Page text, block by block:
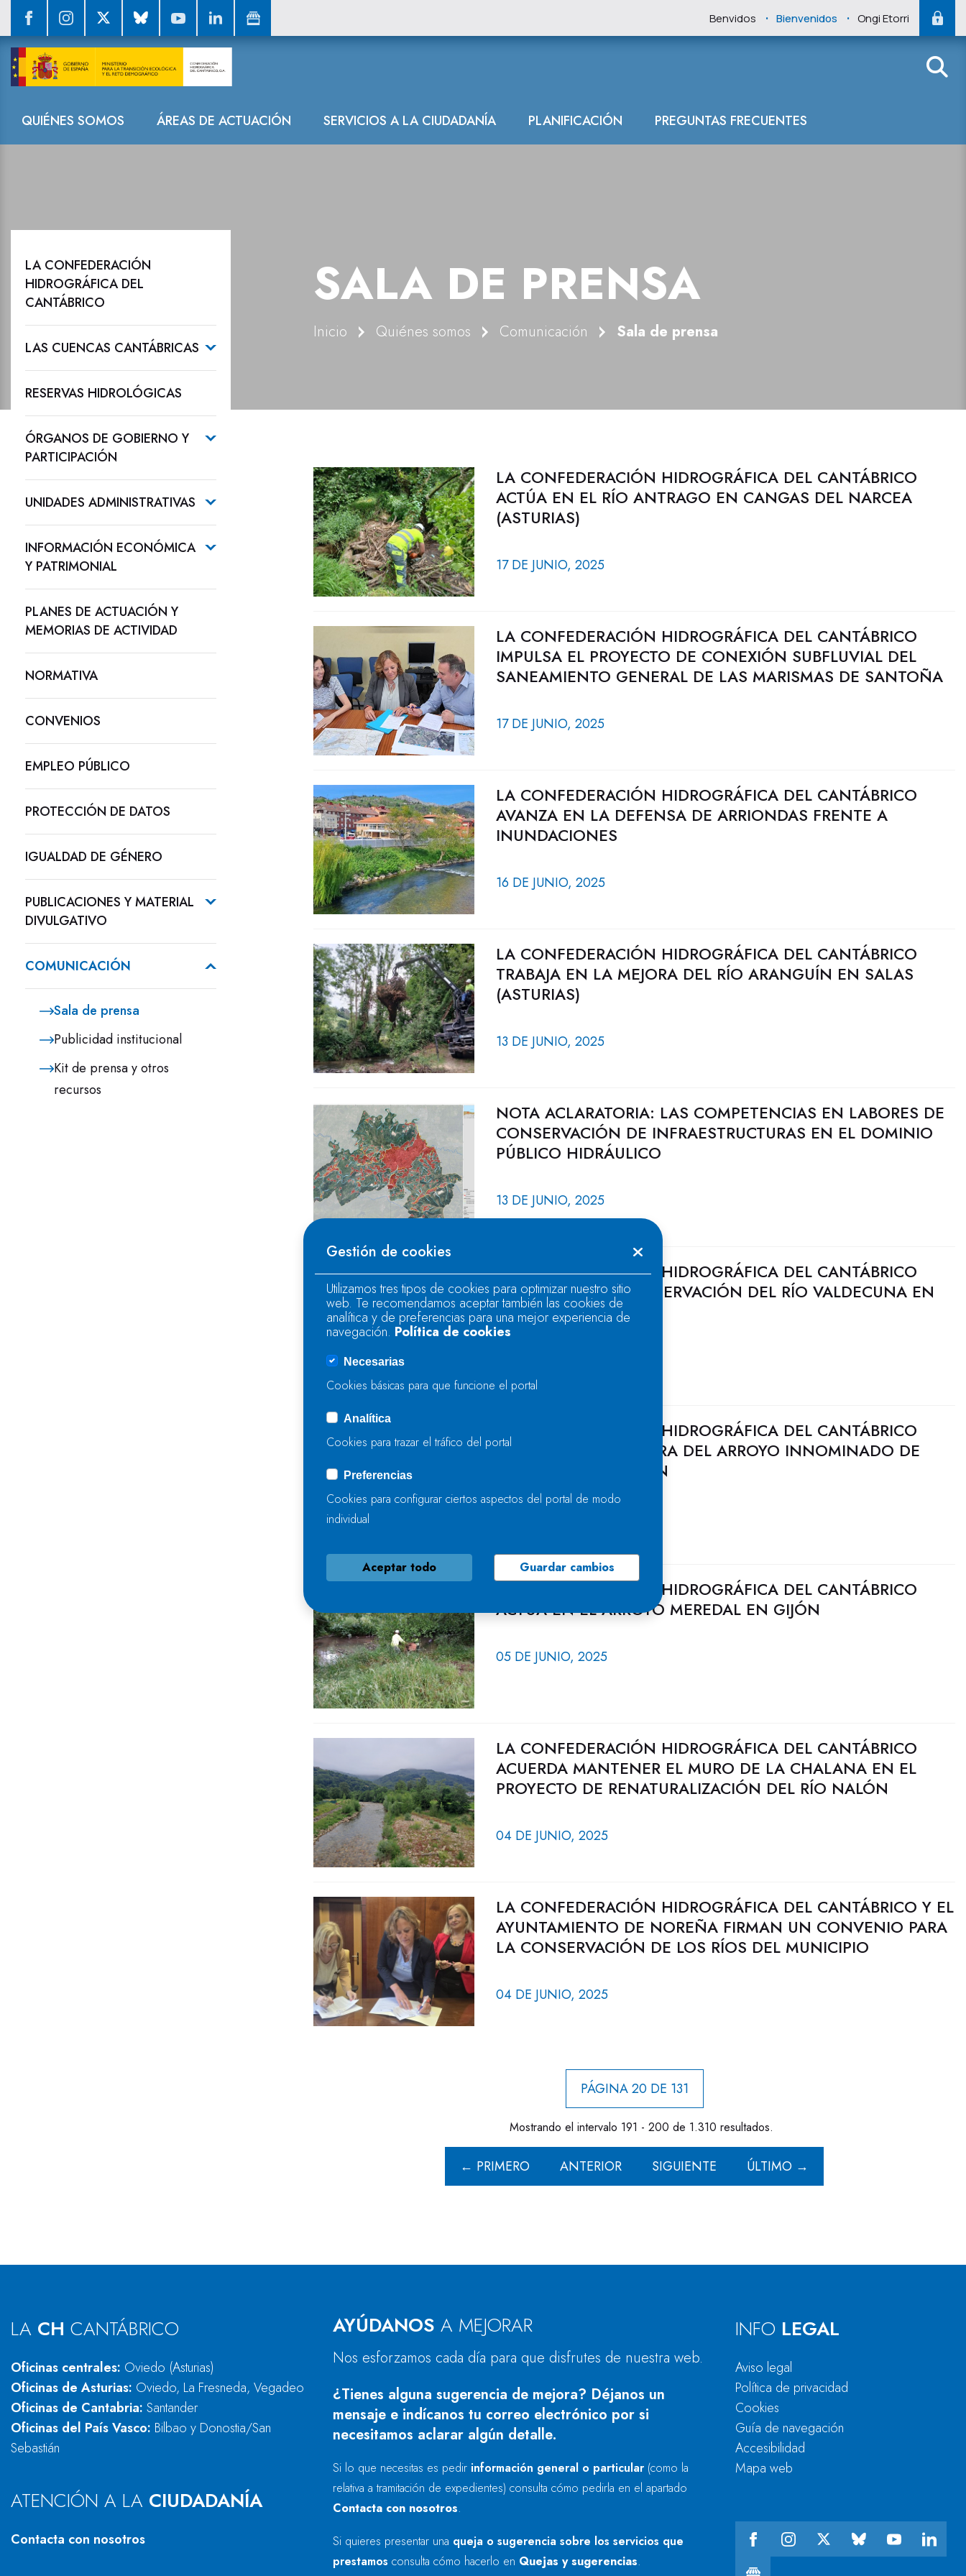
Benvidos . Bienvenidos . Ongi Etorri
Navegación
QUIÉNES SOMOS ÁREAS DE ACTUACIÓN SERVICIOS A LA CIUDADANÍA PLANIFICACIÓN PREGUNTAS FRECUENTES
Sala de prensa
SALA DE PRENSA
Inicio Quiénes somos Comunicación Sala de prensa
LA CONFEDERACIÓN
HIDROGRÁFICA DEL
CANTÁBRICO
LAS CUENCAS CANTÁBRICAS
RESERVAS HIDROLÓGICAS
ÓRGANOS DE GOBIERNO Y
PARTICIPACIÓN
UNIDADES ADMINISTRATIVAS
INFORMACIÓN ECONÓMICA
Y PATRIMONIAL
PLANES DE ACTUACIÓN Y
MEMORIAS DE ACTIVIDAD
NORMATIVA
CONVENIOS
EMPLEO PÚBLICO
PROTECCIÓN DE DATOS
IGUALDAD DE GÉNERO
PUBLICACIONES Y MATERIAL
DIVULGATIVO
COMUNICACIÓN
Sala de prensa
Publicidad institucional
Kit de prensa y otros
recursos
LA CONFEDERACIÓN HIDROGRÁFICA DEL CANTÁBRICO
ACTÚA EN EL RÍO ANTRAGO EN CANGAS DEL NARCEA
(ASTURIAS)
17 DE JUNIO, 2025
LA CONFEDERACIÓN HIDROGRÁFICA DEL CANTÁBRICO
IMPULSA EL PROYECTO DE CONEXIÓN SUBFLUVIAL DEL
SANEAMIENTO GENERAL DE LAS MARISMAS DE SANTOÑA
17 DE JUNIO, 2025
LA CONFEDERACIÓN HIDROGRÁFICA DEL CANTÁBRICO
AVANZA EN LA DEFENSA DE ARRIONDAS FRENTE A
INUNDACIONES
16 DE JUNIO, 2025
LA CONFEDERACIÓN HIDROGRÁFICA DEL CANTÁBRICO
TRABAJA EN LA MEJORA DEL RÍO ARANGUÍN EN SALAS
(ASTURIAS)
13 DE JUNIO, 2025
NOTA ACLARATORIA: LAS COMPETENCIAS EN LABORES DE
CONSERVACIÓN DE INFRAESTRUCTURAS EN EL DOMINIO
PÚBLICO HIDRÁULICO
13 DE JUNIO, 2025
LA CONFEDERACIÓN HIDROGRÁFICA DEL CANTÁBRICO
TRABAJA EN LA CONSERVACIÓN DEL RÍO VALDECUNA EN
MIERES (ASTURIAS)
LA CONFEDERACIÓN HIDROGRÁFICA DEL CANTÁBRICO
TRABAJA EN LA MEJORA DEL ARROYO INNOMINADO DE
LLANTONES EN GIJÓN
LA CONFEDERACIÓN HIDROGRÁFICA DEL CANTÁBRICO
ACTÚA EN EL ARROYO MEREDAL EN GIJÓN
05 DE JUNIO, 2025
LA CONFEDERACIÓN HIDROGRÁFICA DEL CANTÁBRICO
ACUERDA MANTENER EL MURO DE LA CHALANA EN EL
PROYECTO DE RENATURALIZACIÓN DEL RÍO NALÓN
04 DE JUNIO, 2025
LA CONFEDERACIÓN HIDROGRÁFICA DEL CANTÁBRICO Y EL
AYUNTAMIENTO DE NOREÑA FIRMAN UN CONVENIO PARA
LA CONSERVACIÓN DE LOS RÍOS DEL MUNICIPIO
04 DE JUNIO, 2025
PÁGINA 20 DE 131
Mostrando el intervalo 191 - 200 de 1.310 resultados.
← PRIMERO ANTERIOR SIGUIENTE ÚLTIMO →
LA CH CANTÁBRICO
Oficinas centrales: Oviedo (Asturias)
Oficinas de Asturias: Oviedo, La Fresneda, Vegadeo
Oficinas de Cantabria: Santander
Oficinas del País Vasco: Bilbao y Donostia/San
Sebastián
ATENCIÓN A LA CIUDADANÍA
Contacta con nosotros
AYÚDANOS A MEJORAR
Nos esforzamos cada día para que disfrutes de nuestra web.
¿Tienes alguna sugerencia de mejora? Déjanos un
mensaje e indícanos tu correo electrónico por si
necesitamos aclarar algún detalle.
Si lo que necesitas es pedir información general o particular (como la
relativa a tramitación de expedientes) consulta cómo pedirla en el apartado
Contacta con nosotros.
Si quieres presentar una queja o sugerencia sobre los servicios que
prestamos consulta cómo hacerlo en Quejas y sugerencias.
INFO LEGAL
Aviso legal
Política de privacidad
Cookies
Guía de navegación
Accesibilidad
Mapa web
Gestión de cookies
Utilizamos tres tipos de cookies para optimizar nuestro sitio
web. Te recomendamos aceptar también las cookies de
analítica y de preferencias para una mejor experiencia de
navegación. Política de cookies
Necesarias
Cookies básicas para que funcione el portal
Analítica
Cookies para trazar el tráfico del portal
Preferencias
Cookies para configurar ciertos aspectos del portal de modo
individual
Aceptar todo Guardar cambios